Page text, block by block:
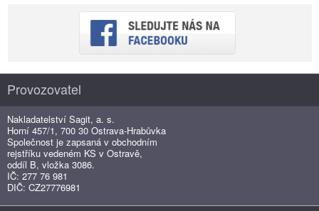
Provozovatel
Nakladatelství Sagit, a. s.
Horní 457/1, 700 30 Ostrava-Hrabůvka
Společnost je zapsaná v obchodním
rejstříku vedeném KS v Ostravě,
oddíl B, vložka 3086.
IČ: 277 76 981
DIČ: CZ27776981